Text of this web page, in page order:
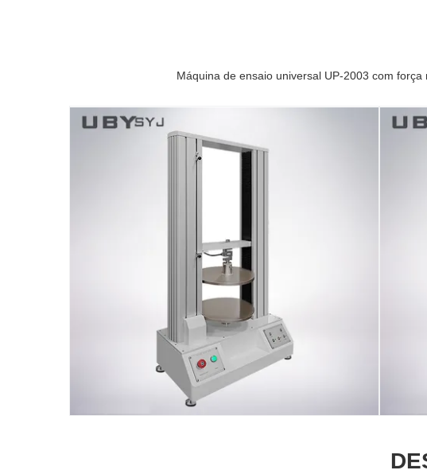
Máquina de ensaio universal UP-2003 com